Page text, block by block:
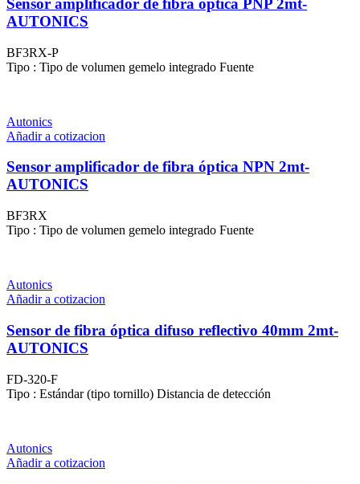
Sensor amplificador de fibra óptica PNP 2mt-
AUTONICS
BF3RX-P
Tipo : Tipo de volumen gemelo integrado Fuente
Autonics
Añadir a cotizacion
Sensor amplificador de fibra óptica NPN 2mt-
AUTONICS
BF3RX
Tipo : Tipo de volumen gemelo integrado Fuente
Autonics
Añadir a cotizacion
Sensor de fibra óptica difuso reflectivo 40mm 2mt-
AUTONICS
FD-320-F
Tipo : Estándar (tipo tornillo) Distancia de detección
Autonics
Añadir a cotizacion